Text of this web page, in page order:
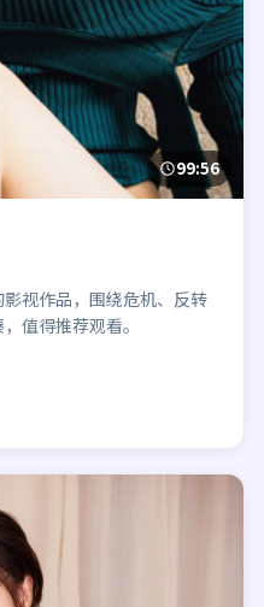
99:56
视作品，围绕危机、反转
值得推荐观看。